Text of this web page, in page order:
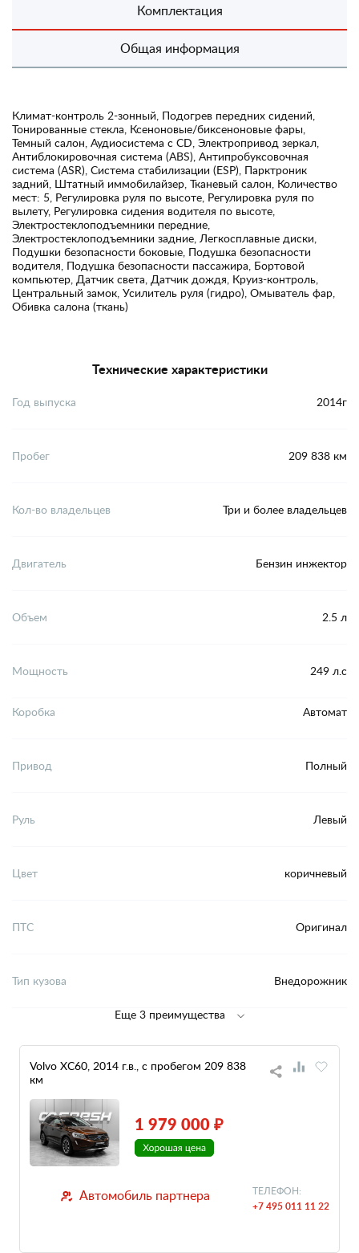
Комплектация
Общая информация
Климат-контроль 2-зонный, Подогрев передних сидений,
Тонированные стекла, Ксеноновые/биксеноновые фары,
Темный салон, Аудиосистема с CD, Электропривод зеркал,
Антиблокировочная система (ABS), Антипробуксовочная
система (ASR), Система стабилизации (ESP), Парктроник
задний, Штатный иммобилайзер, Тканевый салон, Количество
мест: 5, Регулировка руля по высоте, Регулировка руля по
вылету, Регулировка сидения водителя по высоте,
Электростеклоподъемники передние,
Электростеклоподъемники задние, Легкосплавные диски,
Подушки безопасности боковые, Подушка безопасности
водителя, Подушка безопасности пассажира, Бортовой
компьютер, Датчик света, Датчик дождя, Круиз-контроль,
Центральный замок, Усилитель руля (гидро), Омыватель фар,
Обивка салона (ткань)
Технические характеристики
Год выпуска 2014г
Пробег 209 838 км
Кол-во владельцев Три и более владельцев
Двигатель Бензин инжектор
Объем 2.5 л
Мощность 249 л.с
Коробка Автомат
Привод Полный
Руль Левый
Цвет коричневый
ПТС Оригинал
Тип кузова Внедорожник
Еще 3 преимущества
Volvo XC60, 2014 г.в., с пробегом 209 838
км
1 979 000 ₽
Автомобиль партнера ТЕЛЕФОН:
+7 495 011 11 22